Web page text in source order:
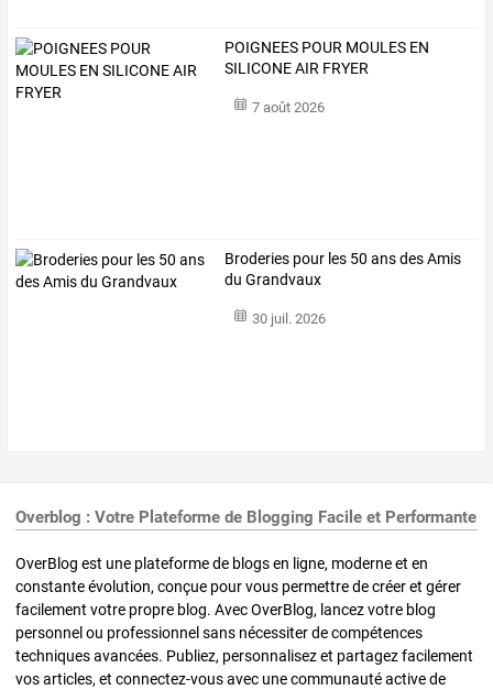
POIGNEES POUR MOULES EN
SILICONE AIR FRYER
7 août 2026
Broderies pour les 50 ans des Amis
du Grandvaux
30 juil. 2026
Overblog : Votre Plateforme de Blogging Facile et Performante
OverBlog est une plateforme de blogs en ligne, moderne et en
constante évolution, conçue pour vous permettre de créer et gérer
facilement votre propre blog. Avec OverBlog, lancez votre blog
personnel ou professionnel sans nécessiter de compétences
techniques avancées. Publiez, personnalisez et partagez facilement
vos articles, et connectez-vous avec une communauté active de